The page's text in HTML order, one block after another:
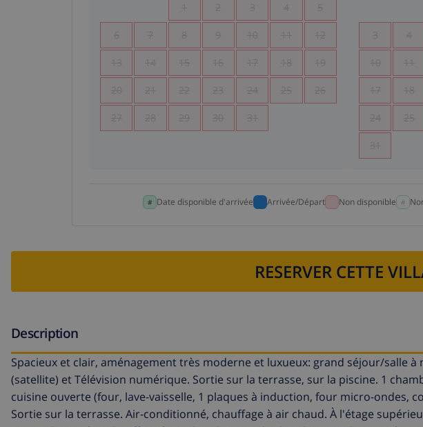
1 2 3 4 5
6 7 8 9 10 11 12
13 14 15 16 17 18 19
20 21 22 23 24 25 26
27 28 29 30 31
3 4
10 11
17 18
24 25
31
Date disponible d'arrivée Arrivée/Départ Non disponible
RESERVER CETTE
Description
Spacieux et clair, aménagement très moderne et luxueux: grand séjour/salle à
(satellite) et Télévision numérique. Sortie sur la terrasse, sur la piscine. 1
cuisine ouverte (four, lave-vaisselle, 1 plaques à induction, four micro-ondes,
Sortie sur la terrasse. Air-conditionné, chauffage à air chaud. À l'étage